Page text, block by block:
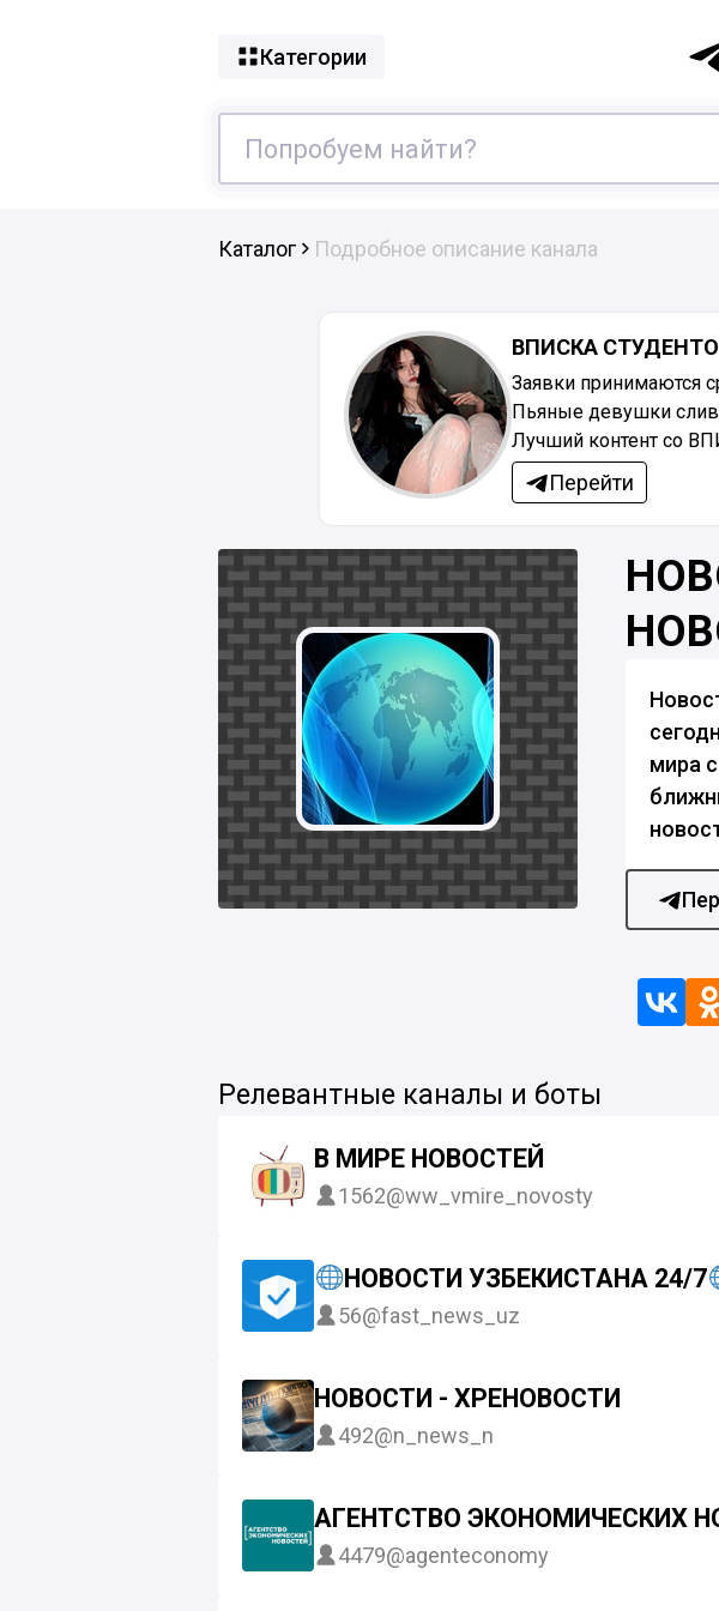
Категории
Каталог Подробное описание канала
ВПИСКА
Заявки принимаются
Пьяные девушки
Лучший контент со
Перейти
мира
Релевантные каналы и боты
В МИРЕ НОВОСТЕЙ
1562@ww_vmire_novosty
НОВОСТИ УЗБЕКИСТАНА 24/7
56@fast_news_uz
НОВОСТИ - ХРЕНОВОСТИ
492@n_news_n
АГЕНТСТВО ЭКОНОМИЧЕСКИХ
4479@agenteconomy